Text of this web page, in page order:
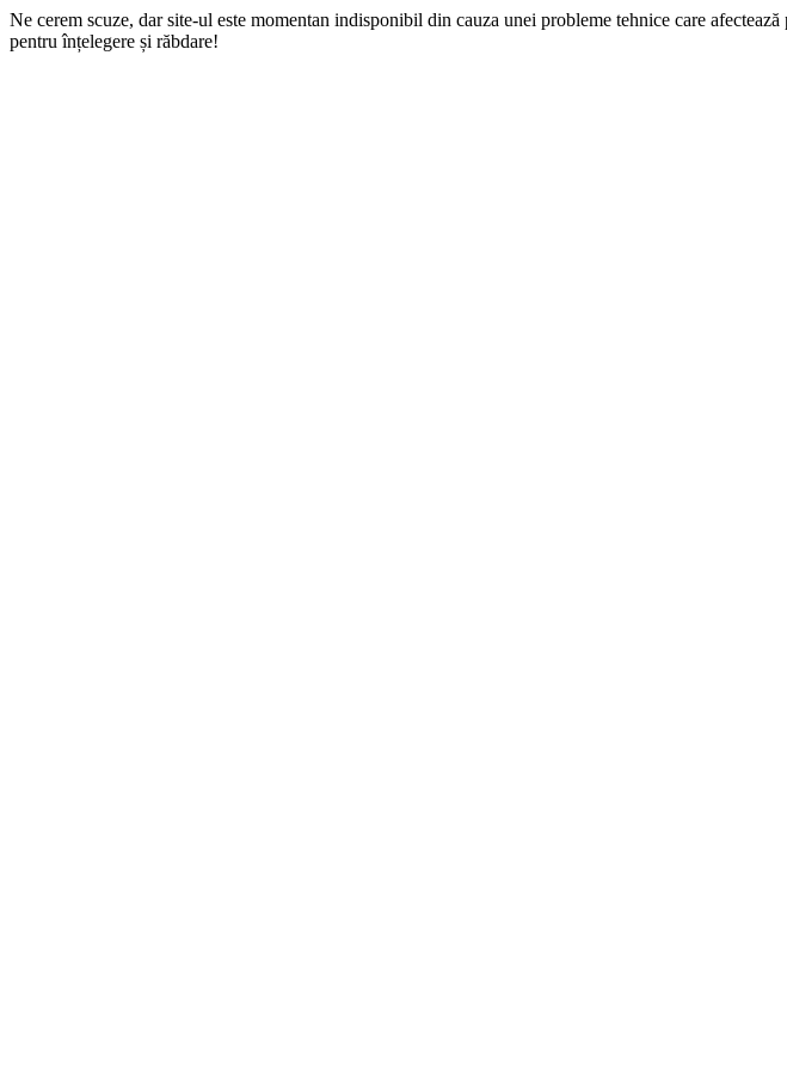
Ne cerem scuze, dar site-ul este momentan indisponibil din cauza unei probleme tehnice care
pentru înțelegere și răbdare!